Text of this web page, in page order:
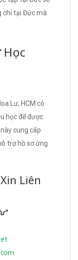
chỉ tại Đức mà
Học
Lư, HCM có
học để được
cung cấp
trợ hồ sơ ứng
Liên